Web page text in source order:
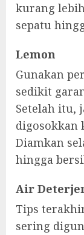
kurang
sepatu
Lemon
Gunakan
sedikit
Setelah itu,
digosokkan
Diamkan
hingga
Air
Tips
sering